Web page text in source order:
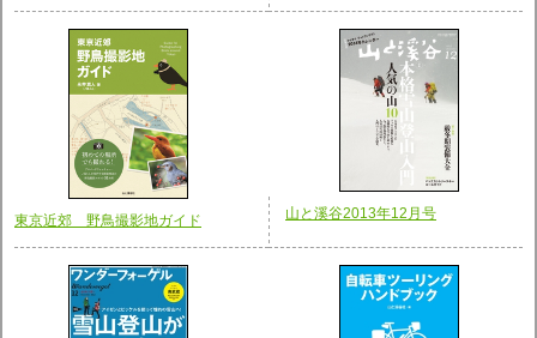
東京近郊 野鳥撮影地ガイド 山と溪谷2013年12月号